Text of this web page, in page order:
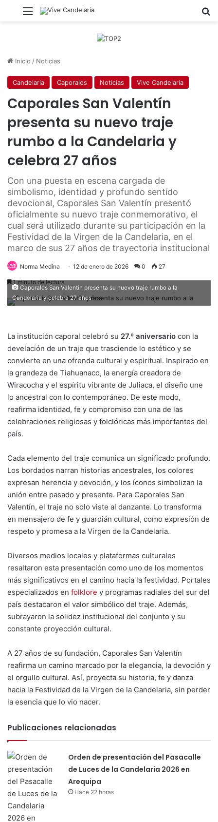
Menú
Inicio / Noticias
Candelaria Caporales Noticias Vive Candelaria
Caporales San Valentín
presenta su nuevo traje
rumbo a la Candelaria y
celebra 27 años
Con una puesta en escena cargada de
simbolismo, identidad y profundo sentido
devocional, Caporales San Valentín presentó
oficialmente su nuevo traje conmemorativo, el
cual será utilizado durante su participación en la
Festividad de la Virgen de la Candelaria, en el
marco de sus 27 años de trayectoria institucional
Norma Medina 12 de enero de 2026 0 27
1 minuto de lectura
Caporales San Valentín presenta su nuevo traje rumbo a la
Candelaria y celebra 27 años
La institución caporal celebró su 27.º aniversario con la
develación de un traje que trasciende lo estético y se
convierte en una ofrenda cultural y espiritual. Inspirado en
la grandeza de Tiahuanaco, la energía creadora de
Wiracocha y el espíritu vibrante de Juliaca, el diseño une
lo ancestral con lo contemporáneo. De este modo,
reafirma identidad, fe y compromiso con una de las
celebraciones religiosas y folclóricas más importantes del
país.
Cada elemento del traje comunica un significado profundo.
Los bordados narran historias ancestrales, los colores
expresan herencia y devoción, y los íconos simbolizan la
unión entre pasado y presente. Para Caporales San
Valentín, el traje no solo viste al danzante. Lo transforma
en mensajero de fe y guardián cultural, como expresión de
respeto y promesa a la Virgen de la Candelaria.
Diversos medios locales y plataformas culturales
resaltaron esta presentación como uno de los momentos
más significativos en el camino hacia la festividad. Portales
especializados en folklore y programas radiales del sur del
país destacaron el valor simbólico del traje. Además,
subrayaron la solidez institucional del conjunto y su
constante proyección cultural.
A 27 años de su fundación, Caporales San Valentín
reafirma un camino marcado por la elegancia, la devoción y
el orgullo cultural. Así, proyecta su historia, fe y danza
hacia la Festividad de la Virgen de la Candelaria, sin perder
la esencia que lo vio nacer.
Publicaciones relacionadas
Orden de presentación del Pasacalle
de Luces de la Candelaria 2026 en
Arequipa
Hace 22 horas